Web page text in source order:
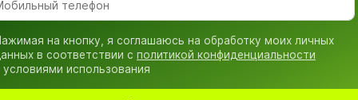
на кнопку, я соглашаюсь на обработку моих личных
в соответствии с политикой конфиденциальности
условиями использования